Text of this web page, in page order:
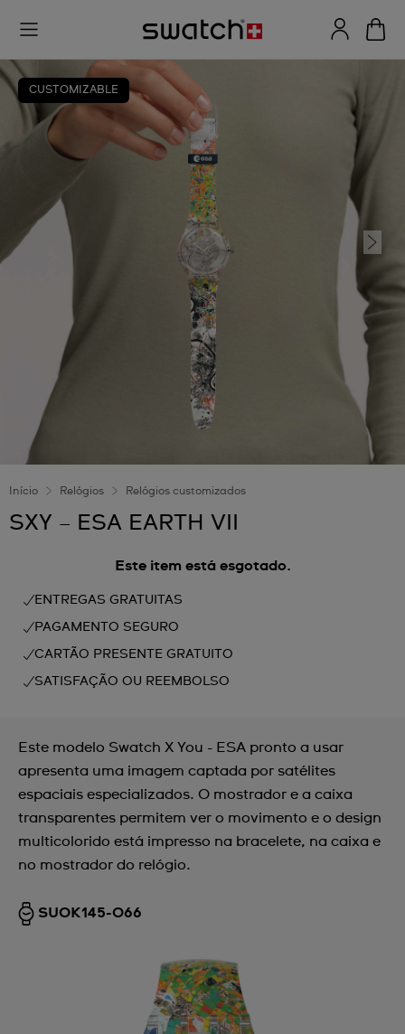
CUSTOMIZABLE
Início Relógios Relógios customizados
SXY – ESA EARTH VII
Este item está esgotado.
ENTREGAS GRATUITAS
PAGAMENTO SEGURO
CARTÃO PRESENTE GRATUITO
SATISFAÇÃO OU REEMBOLSO
Este modelo Swatch X You - ESA pronto a usar
apresenta uma imagem captada por satélites
espaciais especializados. O mostrador e a caixa
transparentes permitem ver o movimento e o design
multicolorido está impresso na bracelete, na caixa e
no mostrador do relógio.
SUOK145-066